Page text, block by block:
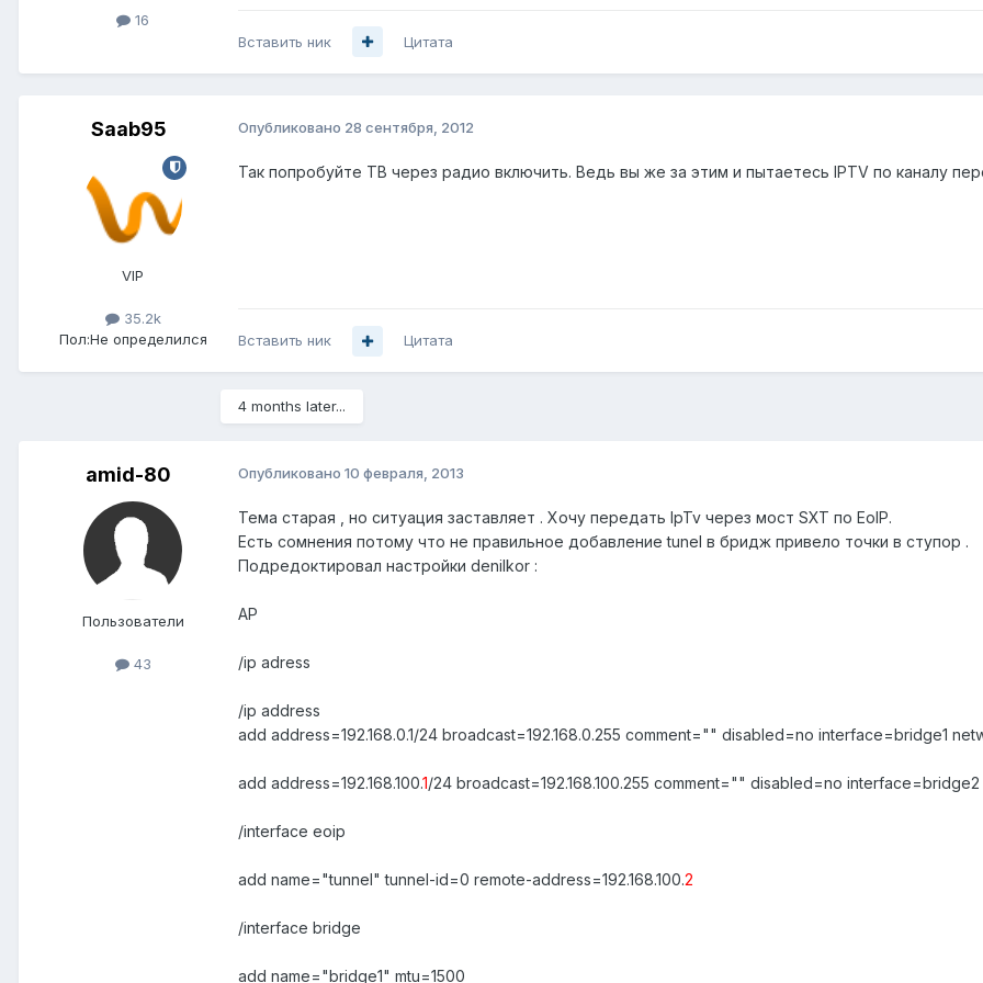
16
Вставить ник Цитата
Saab95
VIP
35.2k
Пол:Не определился
Опубликовано 28 сентября, 2012
Так попробуйте ТВ через радио включить. Ведь вы же за этим и пытаетесь IPTV по каналу
Вставить ник Цитата
4 months later...
amid-80
Пользователи
43
Опубликовано 10 февраля, 2013
Тема старая , но ситуация заставляет . Хочу передать IpTv через мост SXT по EoIP.
Есть сомнения потому что не правильное добавление tunel в бридж привело точки в ступор .
Подредоктировал настройки denilkor :
AP
/ip adress
/ip address
add address=192.168.0.1/24 broadcast=192.168.0.255 comment="" disabled=no interface=bridge1
add address=192.168.100.1/24 broadcast=192.168.100.255 comment="" disabled=no interface=bridge2
/interface eoip
add name="tunnel" tunnel-id=0 remote-address=192.168.100.2
/interface bridge
add name="bridge1" mtu=1500